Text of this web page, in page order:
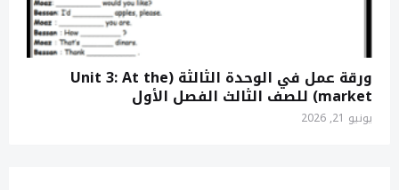
ورقة عمل في الوحدة الثالثة (Unit 3: At the
market) للصف الثالث الفصل الأول
يونيو 21, 2026